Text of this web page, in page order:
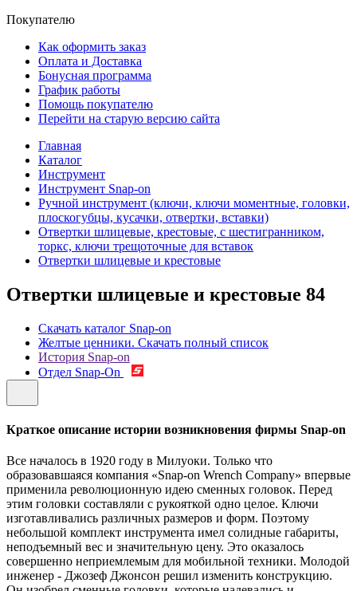
Покупателю
Как оформить заказ
Оплата и Доставка
Бонусная программа
График работы
Помощь покупателю
Перейти на старую версию сайта
Главная
Каталог
Инструмент
Инструмент Snap-on
Ручной инструмент (ключи, ключи моментные, головки,
плоскогубцы, кусачки, отвертки, вставки)
Отвертки шлицевые, крестовые, с шестигранником,
торкс, ключи трещоточные для вставок
Отвертки шлицевые и крестовые
Отвертки шлицевые и крестовые 84
Скачать каталог Snap-on
Желтые ценники. Скачать полный список
История Snap-on
Отдел Snap-On
Краткое описание истории возникновения фирмы Snap-on
Все началось в 1920 году в Милуоки. Только что
образовавшаяся компания «Snap-on Wrench Company» впервые
применила революционную идею сменных головок. Перед
этим головки составляли с рукояткой одно целое. Ключи
изготавливались различных размеров и форм. Поэтому
небольшой комплект инструмента имел солидные габариты,
неподъемный вес и значительную цену. Это оказалось
совершенно неприемлемым для мобильной техники. Молодой
инженер - Джозеф Джонсон решил изменить конструкцию.